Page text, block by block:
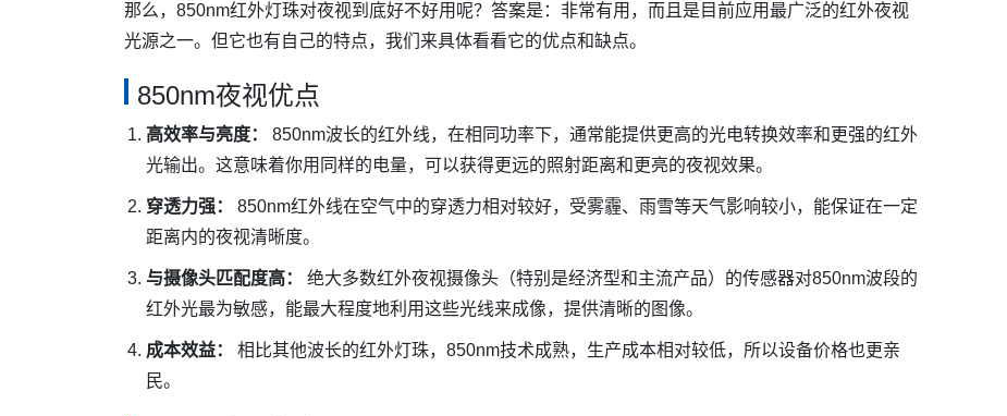
那么，850nm红外灯珠对夜视到底好不好用呢？答案是：非常有用，而且是目前应用最广泛的红外夜视
光源之一。但它也有自己的特点，我们来具体看看它的优点和缺点。
850nm夜视优点
高效率与亮度：
850nm波长的红外线，在相同功率下，通常能提供更高的光电转换效率和更强的红外
光输出。这意味着你用同样的电量，可以获得更远的照射距离和更亮的夜视效果。
穿透力强：
850nm红外线在空气中的穿透力相对较好，受雾霾、雨雪等天气影响较小，能保证在一定
距离内的夜视清晰度。
与摄像头匹配度高：
绝大多数红外夜视摄像头（特别是经济型和主流产品）的传感器对850nm波段的
红外光最为敏感，能最大程度地利用这些光线来成像，提供清晰的图像。
成本效益：
相比其他波长的红外灯珠，850nm技术成熟，生产成本相对较低，所以设备价格也更亲
民。